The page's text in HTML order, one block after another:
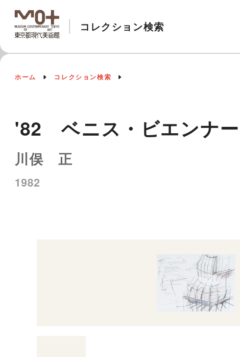
コレクション検索
ホーム コレクション検索
'82 ベニス・ビエンナ
川俣 正
1982